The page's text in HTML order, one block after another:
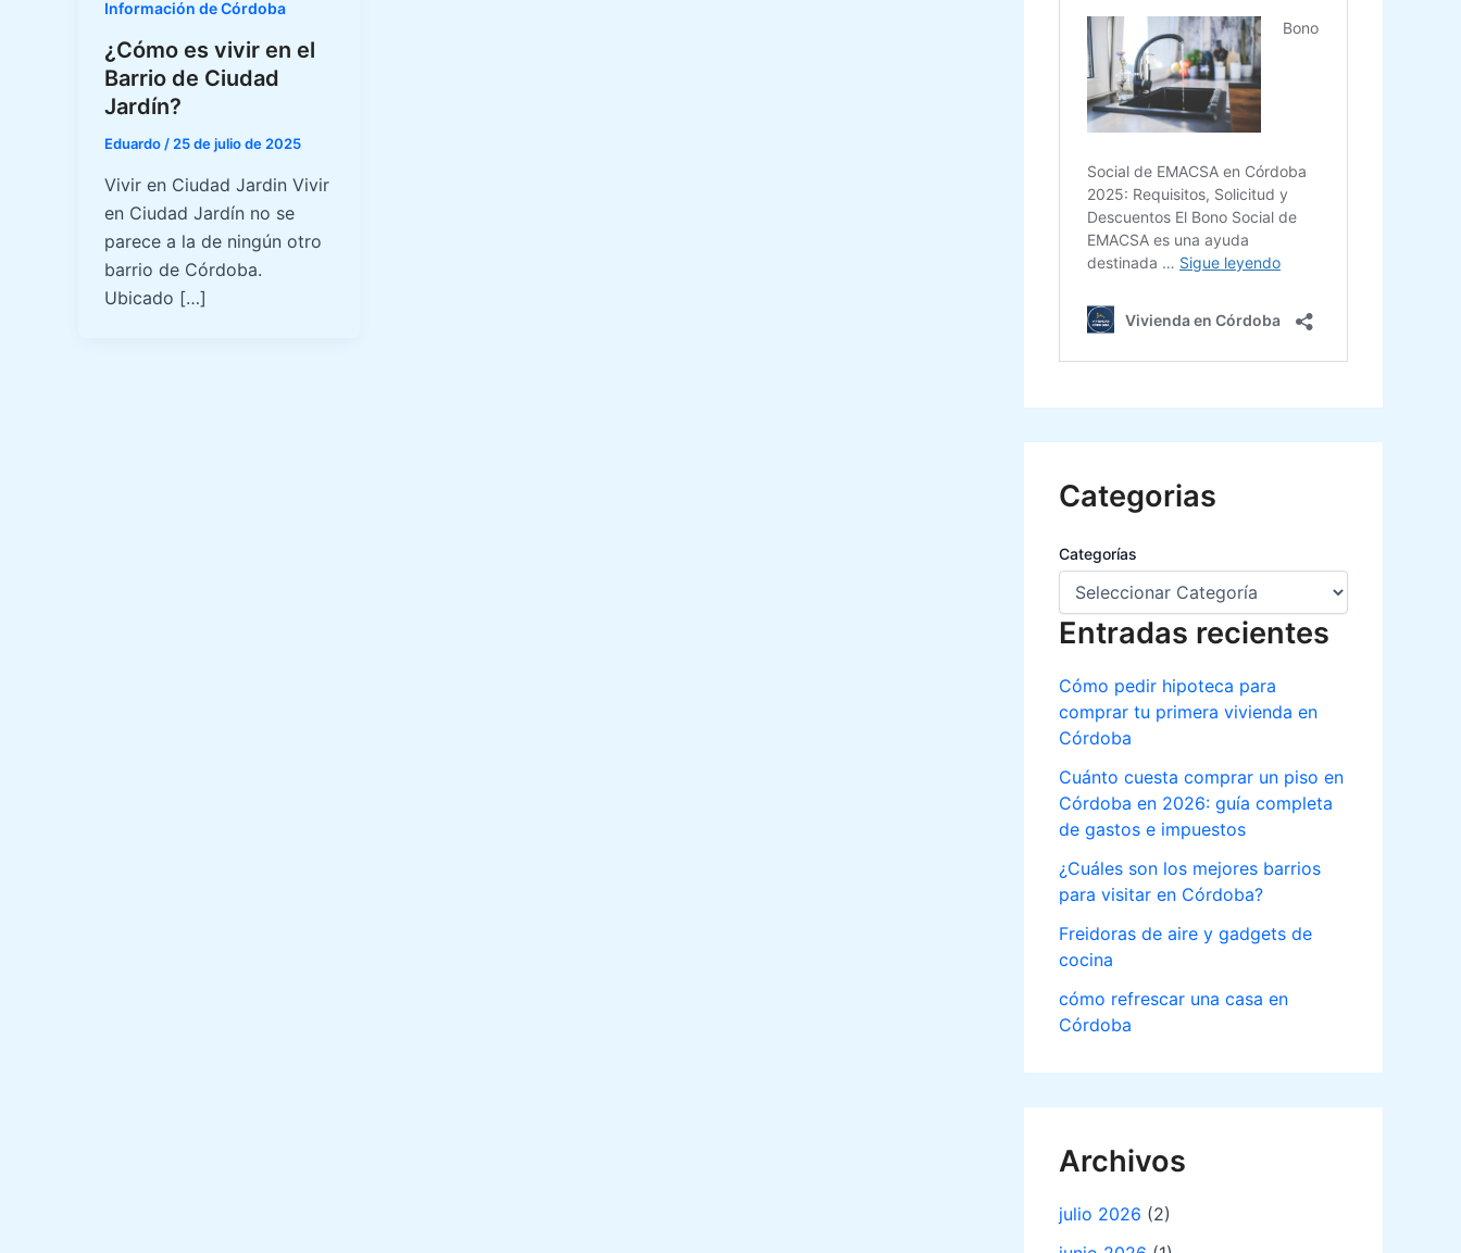
Información de Córdoba
¿Cómo es vivir en el
Barrio de Ciudad
Jardín?
Eduardo / 25 de julio de 2025
Vivir en Ciudad Jardin Vivir
en Ciudad Jardín no se
parece a la de ningún otro
barrio de Córdoba.
Ubicado […]
Categorias
Categorías
Entradas recientes
Cómo pedir hipoteca para
comprar tu primera vivienda en
Córdoba
Cuánto cuesta comprar un piso en
Córdoba en 2026: guía completa
de gastos e impuestos
¿Cuáles son los mejores barrios
para visitar en Córdoba?
Freidoras de aire y gadgets de
cocina
cómo refrescar una casa en
Córdoba
Archivos
julio 2026 (2)